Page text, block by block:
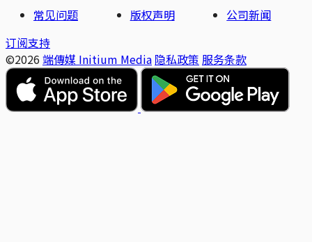
常见问题
版权声明
公司新闻
订阅支持
©2026 端傳媒 Initium Media 隐私政策 服务条款